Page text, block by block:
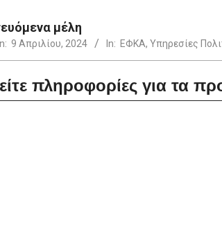
μέλη
9 Απριλίου, 2024 In: ΕΦΚΑ, Υπηρεσίες
πληροφορίες για τα